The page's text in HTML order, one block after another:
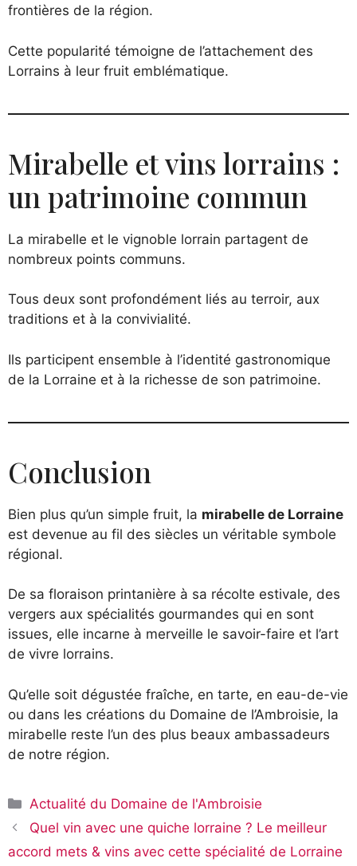
frontières de la région.
Cette popularité témoigne de l’attachement des
Lorrains à leur fruit emblématique.
Mirabelle et vins lorrains :
un patrimoine commun
La mirabelle et le vignoble lorrain partagent de
nombreux points communs.
Tous deux sont profondément liés au terroir, aux
traditions et à la convivialité.
Ils participent ensemble à l’identité gastronomique
de la Lorraine et à la richesse de son patrimoine.
Conclusion
Bien plus qu’un simple fruit, la mirabelle de Lorraine
est devenue au fil des siècles un véritable symbole
régional.
De sa floraison printanière à sa récolte estivale, des
vergers aux spécialités gourmandes qui en sont
issues, elle incarne à merveille le savoir-faire et l’art
de vivre lorrains.
Qu’elle soit dégustée fraîche, en tarte, en eau-de-vie
ou dans les créations du Domaine de l’Ambroisie, la
mirabelle reste l’un des plus beaux ambassadeurs
de notre région.
Catégories
Actualité du Domaine de l'Ambroisie
Quel vin avec une quiche lorraine ? Le meilleur
accord mets & vins avec cette spécialité de Lorraine